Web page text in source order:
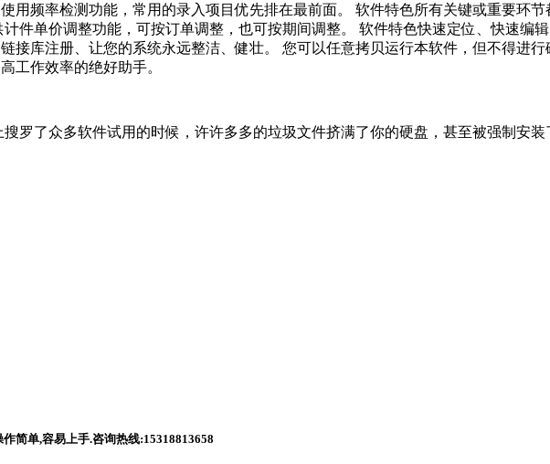
用频率检测功能，常用的录入项目优先排在最前面。 软件特色所有关键或重要环
件单价调整功能，可按订单调整，也可按期间调整。 软件特色快速定位、快速编
接库注册、让您的系统永远整洁、健壮。 您可以任意拷贝运行本软件，但不得
工作效率的绝好助手。
罗了众多软件试用的时候，许许多多的垃圾文件挤满了你的硬盘，甚至被强制安
简单,容易上手.咨询热线:15318813658